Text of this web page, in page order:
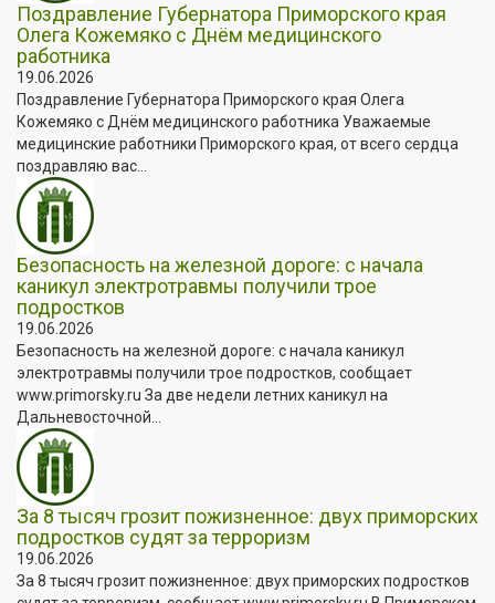
Поздравление Губернатора Приморского края
Олега Кожемяко с Днём медицинского
работника
19.06.2026
Поздравление Губернатора Приморского края Олега
Кожемяко с Днём медицинского работника Уважаемые
медицинские работники Приморского края, от всего сердца
поздравляю вас...
Безопасность на железной дороге: с начала
каникул электротравмы получили трое
подростков
19.06.2026
Безопасность на железной дороге: с начала каникул
электротравмы получили трое подростков, сообщает
www.primorsky.ru За две недели летних каникул на
Дальневосточной...
За 8 тысяч грозит пожизненное: двух приморских
подростков судят за терроризм
19.06.2026
За 8 тысяч грозит пожизненное: двух приморских подростков